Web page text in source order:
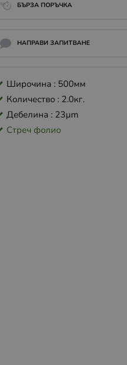
БЪРЗА ПОРЪЧКА
НАПРАВИ ЗАПИТВАНЕ
Широчина : 500мм
Количество : 2.0кг.
Дебелина : 23µm
Стреч фолио